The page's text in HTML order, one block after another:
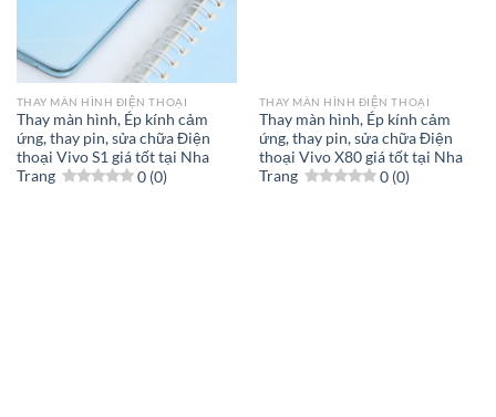
THAY MÀN HÌNH ĐIỆN THOẠI
Thay màn hình, Ép kính cảm
ứng, thay pin, sửa chữa Điện
thoại Vivo S1 giá tốt tại Nha
Trang
0 (0)
THAY MÀN HÌNH ĐIỆN THOẠI
Thay màn hình, Ép kính cảm
ứng, thay pin, sửa chữa Điện
thoại Vivo X80 giá tốt tại Nha
Trang
0 (0)